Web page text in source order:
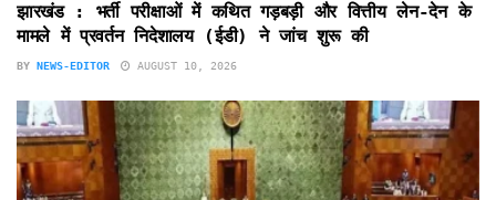
झारखंड : भर्ती परीक्षाओं में कथित गड़बड़ी और वित्तीय लेन-देन के
मामले में प्रवर्तन निदेशालय (ईडी) ने जांच शुरू की
BY NEWS-EDITOR AUGUST 10, 2026